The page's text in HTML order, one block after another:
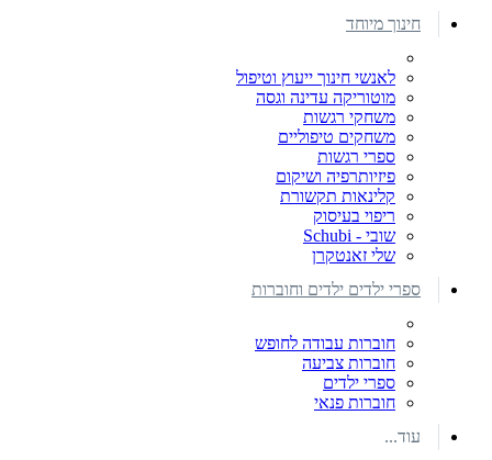
חינוך מיוחד
לאנשי חינוך ייעוץ וטיפול
מוטוריקה עדינה וגסה
משחקי רגשות
משחקים טיפוליים
ספרי רגשות
פיזיותרפיה ושיקום
קלינאות תקשורת
ריפוי בעיסוק
שובי - Schubi
שלי זאנטקרן
ספרי ילדים ילדים וחוברות
חוברות עבודה לחופש
חוברות צביעה
ספרי ילדים
חוברות פנאי
עוד...